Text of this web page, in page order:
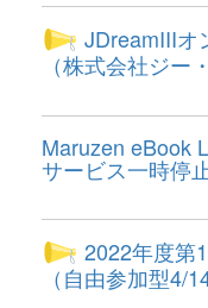
JDreamIIIオ
（株式会社ジー
Maruzen eBook
サービス一時停
2022年度第
（自由参加型4/